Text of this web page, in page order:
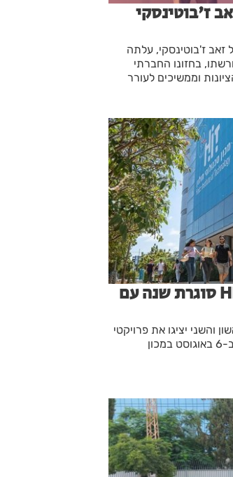
ז'בוטינסקי
לפטירתו של זאב ז'בוטינסקי, עלתה
בחזונו החברתי
וממשיכים לעורר
הפקולטה לעיצוב ב-HIT סוגרת שנה עם
הראשון והשני יציגו את פרויקטי
הגמר שלהם בתערוכה שתיפתח ב-6 באוגוסט במכון